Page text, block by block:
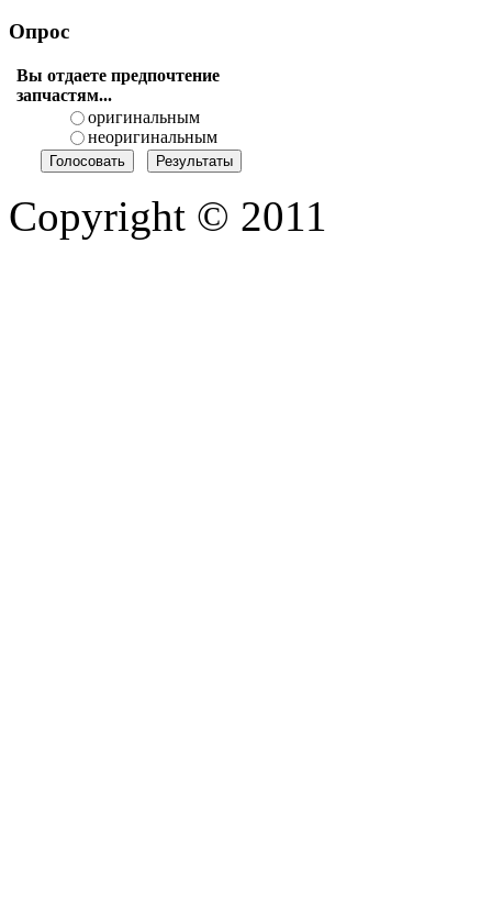
Опрос
Вы отдаете предпочтение
запчастям...
оригинальным
неоригинальным
Copyright © 2011